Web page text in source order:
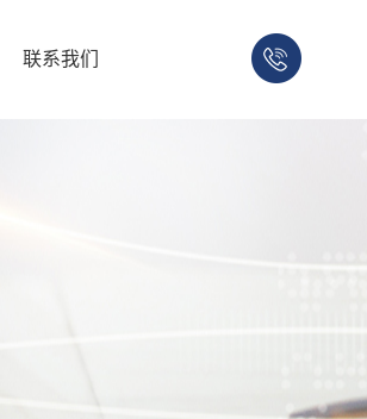
联系我们